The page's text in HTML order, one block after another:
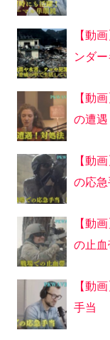
【動
ンダー
【動
の遭遇
【動
の応
【動
の止血
【動
手当